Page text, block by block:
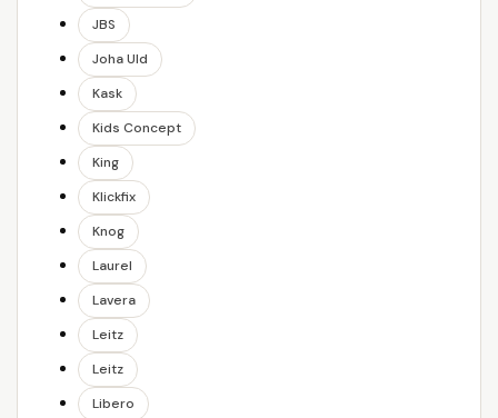
JBS
Joha Uld
Kask
Kids Concept
King
Klickfix
Knog
Laurel
Lavera
Leitz
Leitz
Libero